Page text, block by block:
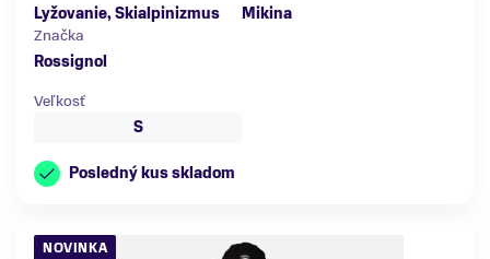
Lyžovanie, Skialpinizmus
Mikina
Značka
Rossignol
Veľkosť
S
Posledný kus skladom
NOVINKA